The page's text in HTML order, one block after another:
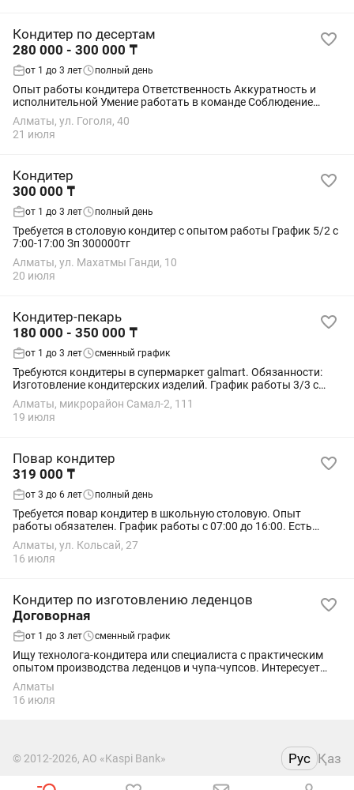
Кондитер по десертам
280 000 - 300 000 ₸
от 1 до 3 лет полный день
Опыт работы кондитера Ответственность Аккуратность и
исполнительной Умение работать в команде Соблюдение
санитарных норм.
Алматы, ул. Гоголя, 40
21 июля
Кондитер
300 000 ₸
от 1 до 3 лет полный день
Требуется в столовую кондитер с опытом работы График 5/2 с
7:00-17:00 Зп 300000тг
Алматы, ул. Махатмы Ганди, 10
20 июля
Кондитер-пекарь
180 000 - 350 000 ₸
от 1 до 3 лет сменный график
Требуются кондитеры в супермаркет galmart. Обязанности:
Изготовление кондитерских изделий. График работы 3/3 с
08.00 до 20.00. Трудоустройство официальное, заработная
плата 2 раза в месяц, питание...
Алматы, микрорайон Самал-2, 111
19 июля
Повар кондитер
319 000 ₸
от 3 до 6 лет полный день
Требуется повар кондитер в школьную столовую. Опыт
работы обязателен. График работы с 07:00 до 16:00. Есть
развозка,питание за счет компании. Официальное
трудоустройство.
Алматы, ул. Кольсай, 27
16 июля
Кондитер по изготовлению леденцов
Договорная
от 1 до 3 лет сменный график
Ищу технолога-кондитера или специалиста с практическим
опытом производства леденцов и чупа-чупсов. Интересует
человек, который: уже производит или ранее производил
Алматы
16 июля
© 2012-2026, АО «Kaspi Bank» Рус Қаз